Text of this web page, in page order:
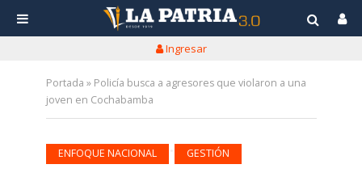
Ingresar
Portada » Policía busca a agresores que violaron a una
joven en Cochabamba
ENFOQUE NACIONAL GESTIÓN